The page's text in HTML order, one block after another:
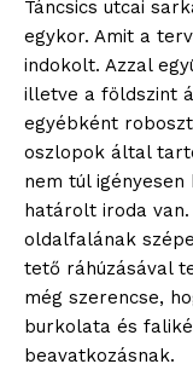
Táncsics utcai
egykor. Amit a
indokolt. Azzal
illetve a földszint
egyébként
oszlopok által
nem túl
határolt iroda
oldalfalának
tető ráhúzásával
még szerencse,
burkolata és
beavatkozásnak.